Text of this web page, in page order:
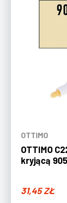
OTTIMO
OTTIMO
kryjącą
31,45ZŁ